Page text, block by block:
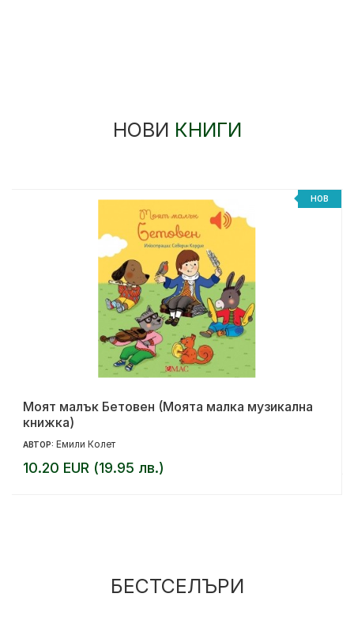
НОВИ КНИГИ
НОВ
Моят малък Бетовен (Моята малка музикална
книжка)
АВТОР: Емили Колет
10.20 EUR (19.95 лв.)
БЕСТСЕЛЪРИ